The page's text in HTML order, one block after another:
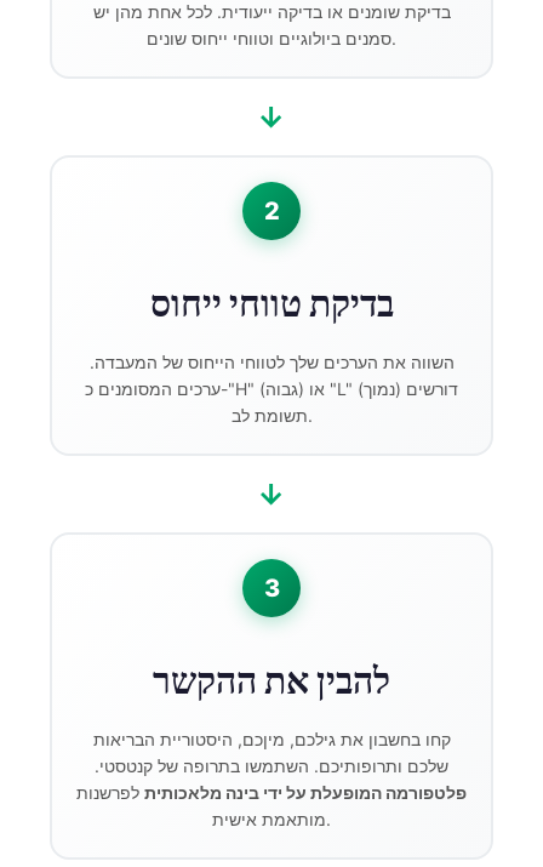
בדיקת שומנים או בדיקה ייעודית. לכל אחת מהן יש
סמנים ביולוגיים וטווחי ייחוס שונים.
→
2
בדיקת טווחי ייחוס
השווה את הערכים שלך לטווחי הייחוס של המעבדה.
ערכים המסומנים כ-"H" (גבוה) או "L" (נמוך) דורשים
תשומת לב.
→
3
להבין את ההקשר
קחו בחשבון את גילכם, מיןכם, היסטוריית הבריאות
שלכם ותרופותיכם. השתמשו בתרופה של קנטסטי.
פלטפורמה המופעלת על ידי בינה מלאכותית לפרשנות
מותאמת אישית.